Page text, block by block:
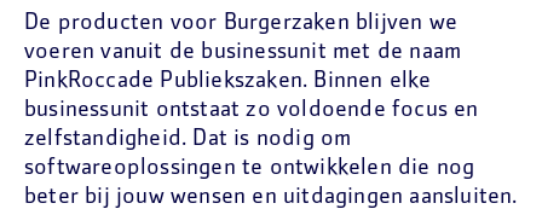
De producten voor Burgerzaken blijven we
voeren vanuit de businessunit met de naam
PinkRoccade Publiekszaken. Binnen elke
businessunit ontstaat zo voldoende focus en
zelfstandigheid. Dat is nodig om
softwareoplossingen te ontwikkelen die nog
beter bij jouw wensen en uitdagingen aansluiten.